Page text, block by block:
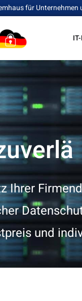
für
uverlä
Ihrer
und